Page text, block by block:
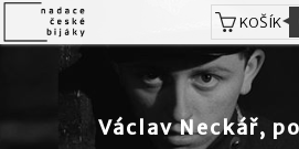
KOŠÍK
Václav Neckář,